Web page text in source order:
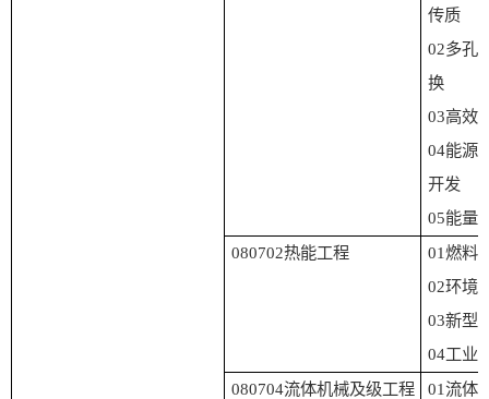
传质
02多孔
换
03高效
04能源
开发
05能量
080702热能工程 01燃料
02环境
03新型
04工业
080704流体机械及级工程 01流体